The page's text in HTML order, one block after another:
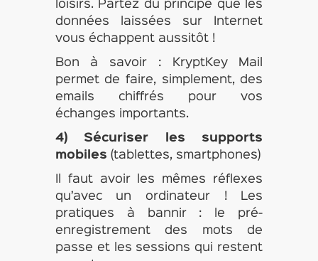
loisirs. Partez du principe que les
données laissées sur Internet
vous échappent aussitôt !
Bon à savoir : KryptKey Mail
permet de faire, simplement, des
emails chiffrés pour vos
échanges importants.
4) Sécuriser les supports
mobiles (tablettes, smartphones)
Il faut avoir les mêmes réflexes
qu’avec un ordinateur ! Les
pratiques à bannir : le pré-
enregistrement des mots de
passe et les sessions qui restent